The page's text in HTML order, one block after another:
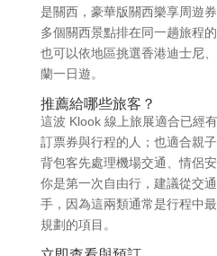
是關西，豪華版關西樂享周遊
多個關西景點排在同一趟旅程
也可以依地區挑選香港迪士尼
蘭一日遊。
推薦給哪些旅客？
這波 Klook 線上旅展適合已經
訂票券與行程的人；也適合親
背包客先處理機場交通、情侶
你是第一次自由行，建議從交
手，因為這兩類通常是行程中
規劃的項目。